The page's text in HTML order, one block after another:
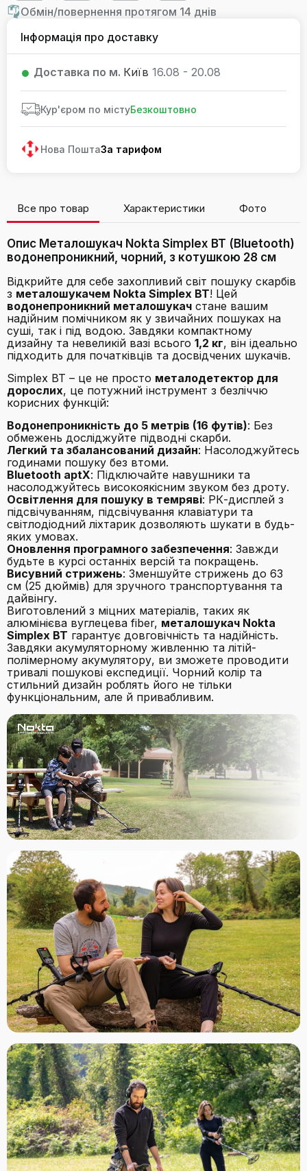
Обмін/повернення протягом 14 днів
Інформація про доставку
Доставка по м. Київ 16.08 - 20.08
Кур'єром по містуБезкоштовно
Нова ПоштаЗа тарифом
Все про товар Характеристики Фото
Опис Металошукач Nokta Simplex BT (Bluetooth)
водонепроникний, чорний, з котушкою 28 см
Відкрийте для себе захопливий світ пошуку скарбів
з металошукачем Nokta Simplex BT! Цей
водонепроникний металошукач стане вашим
надійним помічником як у звичайних пошуках на
суші, так і під водою. Завдяки компактному
дизайну та невеликій вазі всього 1,2 кг, він ідеально
підходить для початківців та досвідчених шукачів.
Simplex BT – це не просто металодетектор для
дорослих, це потужний інструмент з безліччю
корисних функцій:
Водонепроникність до 5 метрів (16 футів): Без
обмежень досліджуйте підводні скарби.
Легкий та збалансований дизайн: Насолоджуйтесь
годинами пошуку без втоми.
Bluetooth aptX: Підключайте навушники та
насолоджуйтесь високоякісним звуком без дроту.
Освітлення для пошуку в темряві: РК-дисплей з
підсвічуванням, підсвічування клавіатури та
світлодіодний ліхтарик дозволяють шукати в будь-
яких умовах.
Оновлення програмного забезпечення: Завжди
будьте в курсі останніх версій та покращень.
Висувний стрижень: Зменшуйте стрижень до 63
см (25 дюймів) для зручного транспортування та
дайвінгу.
Виготовлений з міцних матеріалів, таких як
алюмінієва вуглецева fiber, металошукач Nokta
Simplex BT гарантує довговічність та надійність.
Завдяки акумуляторному живленню та літій-
полімерному акумулятору, ви зможете проводити
тривалі пошукові експедиції. Чорний колір та
стильний дизайн роблять його не тільки
функціональним, але й привабливим.